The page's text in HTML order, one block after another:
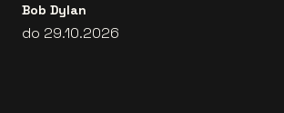
Bob Dylan
do 29.10.2026